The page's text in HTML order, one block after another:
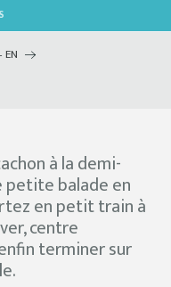
à la demi-
petite balade en
en petit train à
centre
terminer sur